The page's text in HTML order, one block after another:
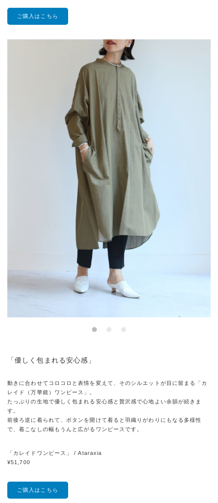
ご購入はこちら
「優しく包まれる安心感」
動きに合わせてコロコロと表情を変えて、そのシルエットが目に留まる「カ
レイド（万華鏡）ワンピース」。
たっぷりの生地で優しく包まれる安心感と贅沢感で心地よい余韻が続きま
す。
前後ろ逆に着られて、ボタンを開けて着ると羽織りがわりにもなる多様性
で、着こなしの幅もうんと広がるワンピースです。
「カレイドワンピース」 / Ataraxia
¥51,700
ご購入はこちら